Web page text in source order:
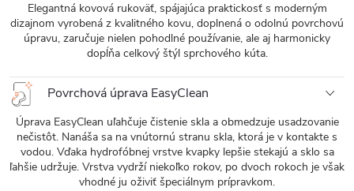
Elegantná kovová rukoväť, spájajúca praktickosť s moderným
dizajnom vyrobená z kvalitného kovu, doplnená o odolnú povrchovú
úpravu, zaručuje nielen pohodlné používanie, ale aj harmonicky
dopĺňa celkový štýl sprchového kúta.
Povrchová úprava EasyClean
Úprava EasyClean uľahčuje čistenie skla a obmedzuje usadzovanie
nečistôt. Nanáša sa na vnútornú stranu skla, ktorá je v kontakte s
vodou. Vďaka hydrofóbnej vrstve kvapky lepšie stekajú a sklo sa
ľahšie udržuje. Vrstva vydrží niekoľko rokov, po dvoch rokoch je však
vhodné ju oživiť špeciálnym prípravkom.